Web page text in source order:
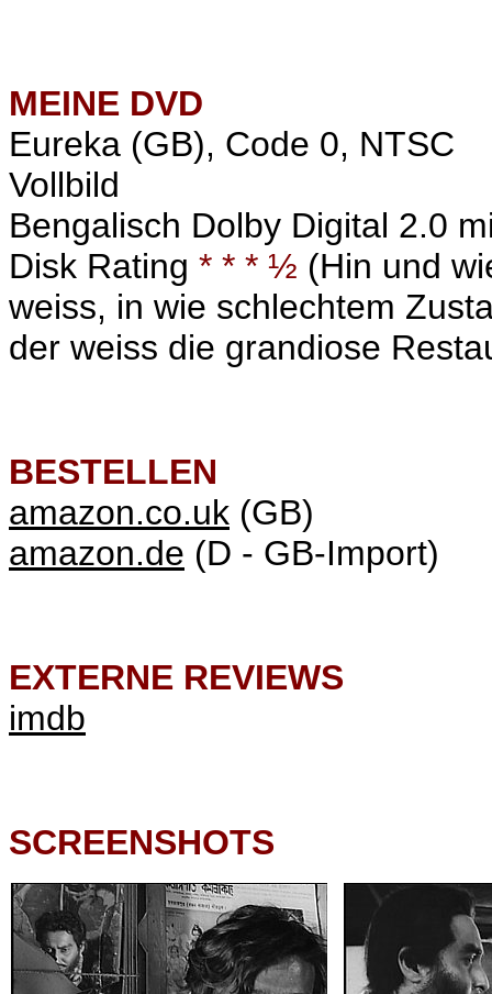
MEINE DVD
Eureka (GB), Code 0, NTSC
Vollbild
Bengalisch Dolby Digital 2.0
Disk Rating * * * ½ (Hin und
weiss, in wie schlechtem
der weiss die grandiose
BESTELLEN
amazon.co.uk (GB)
amazon.de (D - GB-Import)
EXTERNE REVIEWS
imdb
SCREENSHOTS